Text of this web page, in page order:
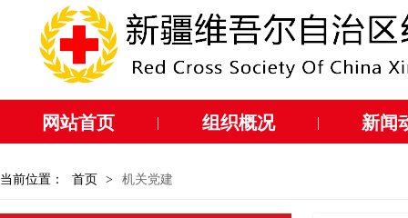
网站首页 | 组织概况 | 新闻
当前位置： 首页 > 机关党建